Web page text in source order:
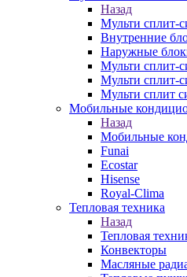
Назад
Мульти сплит-
Внутренние
Наружные
Мульти сплит-
Мульти сплит-
Мульти сплит
Мобильные
Назад
Мобильные
Funai
Ecostar
Hisense
Royal-Clima
Тепловая техника
Назад
Тепловая
Конвекторы
Масляные